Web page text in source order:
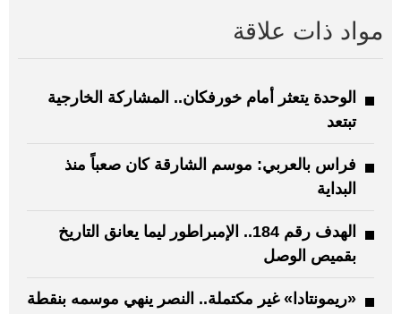
مواد ذات علاقة
الوحدة يتعثر أمام خورفكان.. المشاركة الخارجية
تبتعد
فراس بالعربي: موسم الشارقة كان صعباً منذ
البداية
الهدف رقم 184.. الإمبراطور ليما يعانق التاريخ
بقميص الوصل
«ريمونتادا» غير مكتملة.. النصر ينهي موسمه بنقطة